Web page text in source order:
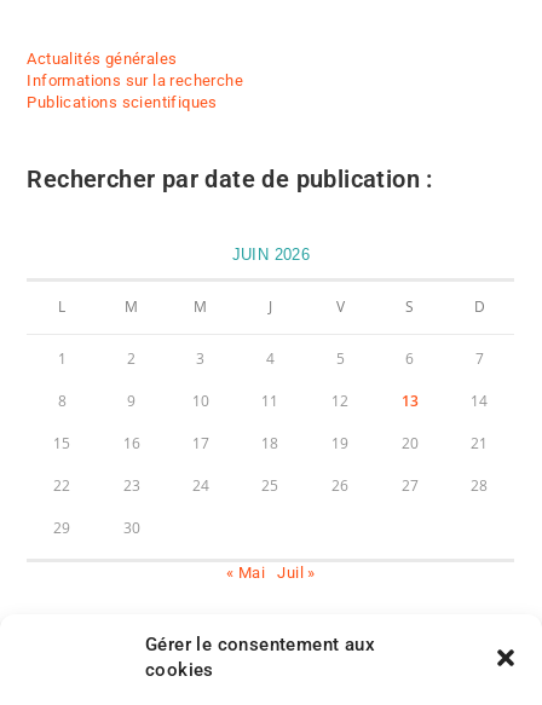
Gérer le consentement aux
cookies
Actualités générales
Informations sur la recherche
Publications scientifiques
Rechercher par date de publication :
JUIN 2026
L M M J V S D
1 2 3 4 5 6 7
8 9 10 11 12 13 14
15 16 17 18 19 20 21
22 23 24 25 26 27 28
29 30
« Mai Juil »